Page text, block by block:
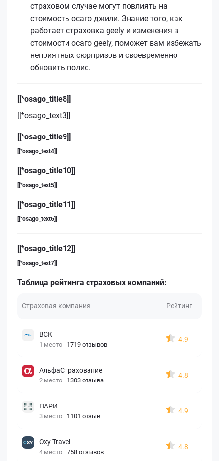
страховом случае могут повлиять на
стоимость осаго джили. Знание того, как
работает страховка geely и изменения в
стоимости осаго geely, поможет вам избежать
неприятных сюрпризов и своевременно
обновить полис.
[[*osago_title8]]
[[*osago_text3]]
[[*osago_title9]]
[[*osago_text4]]
[[*osago_title10]]
[[*osago_text5]]
[[*osago_title11]]
[[*osago_text6]]
[[*osago_title12]]
[[*osago_text7]]
Таблица рейтинга страховых компаний:
Страховая компания Рейтинг
ВСК
1 место 1719 отзывов
4.9
АльфаСтрахование
2 место 1303 отзыва
4.8
ПАРИ
3 место 1101 отзыв
4.9
Oxy Travel
4 место 758 отзывов
4.8